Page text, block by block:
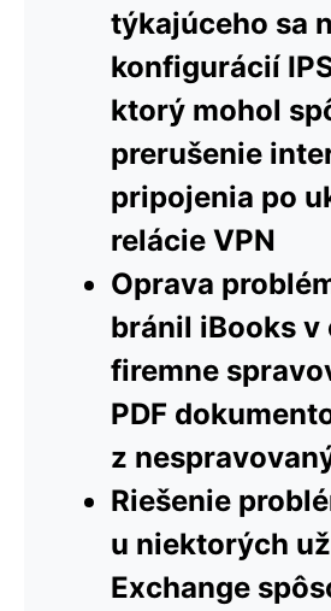
týkajúceho sa
konfigurácií
ktorý mohol
prerušenie
pripojenia po
relácie VPN
Oprava
bránil iBooks v
firemne
PDF
z
Riešenie
u niektorých
Exchange